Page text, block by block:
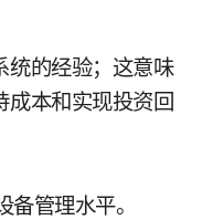
统​的​经验；​这​意​味​
成本​和​实现​投资​回​
备​管理​水平。